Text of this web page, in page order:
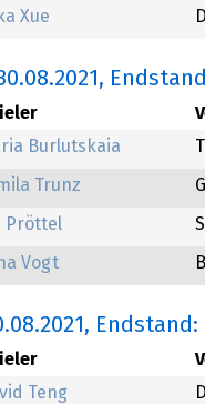
Xue
,
Burlutskaia
Trunz
Pröttel
Vogt
, Endstand:
Teng